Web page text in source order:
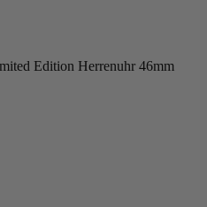
Edition Herrenuhr 46mm